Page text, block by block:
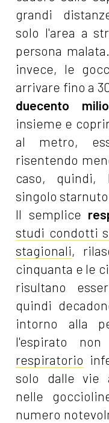
grandi
solo l'area a
persona
invece, le
arrivare fino a
duecento
insieme e
al metro,
risentendo
caso, quindi,
singolo
Il semplice
studi condotti
stagionali,
cinquanta e le
risultano
quindi
intorno alla
l'espirato
respiratorio
solo dalle vie
nelle
numero